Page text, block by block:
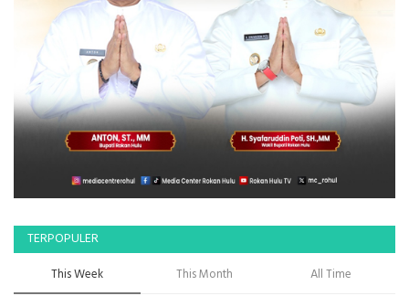
TERPOPULER
This Week This Month All Time